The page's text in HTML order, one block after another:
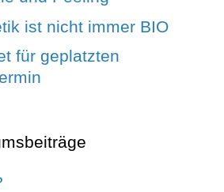
ist nicht immer BIO
für geplatzten